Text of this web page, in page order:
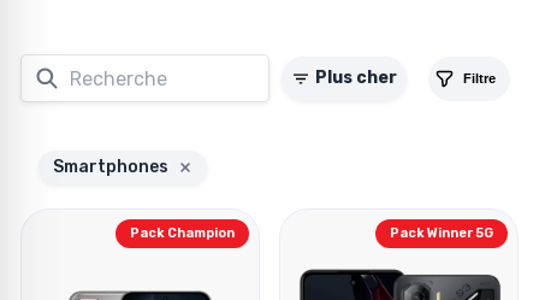
Plus cher Filtre
Smartphones
Pack Champion Pack Winner 5G